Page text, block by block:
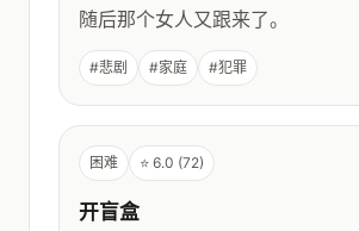
随后那个女人又跟来了。
#悲剧 #家庭 #犯罪
困难 ⭐ 6.0 (72)
开盲盒